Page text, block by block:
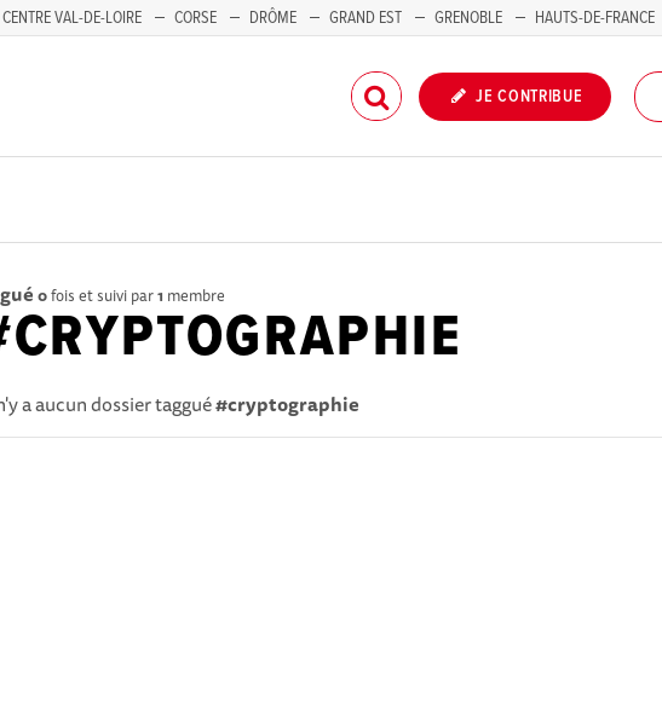
CENTRE VAL-DE-LOIRE CORSE DRÔME GRAND EST GRENOBLE HAUTS-DE-FRANCE
JE CONTRIBUE
0fois et suivi par1 membre
a aucun dossier taggué#cryptographie